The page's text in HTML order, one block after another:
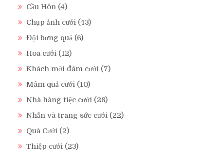
Cầu Hôn (4)
Chụp ảnh cưới (43)
Đội bưng quả (6)
Hoa cưới (12)
Khách mời đám cưới (7)
Mâm quả cưới (10)
Nhà hàng tiệc cưới (28)
Nhẫn và trang sức cưới (22)
Quà Cưới (2)
Thiệp cưới (23)